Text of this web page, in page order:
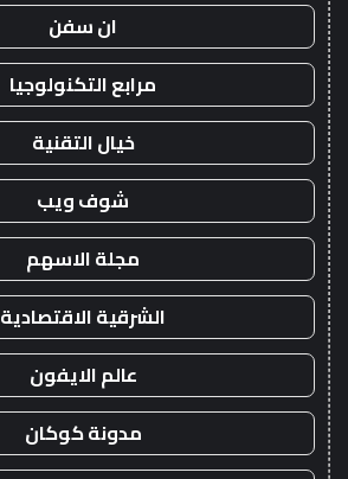
ان سفن
مرابع التكنولوجيا
خيال التقنية
شوف ويب
مجلة الاسهم
الشرقية الاقتصادية
عالم الايفون
مدونة كوكان